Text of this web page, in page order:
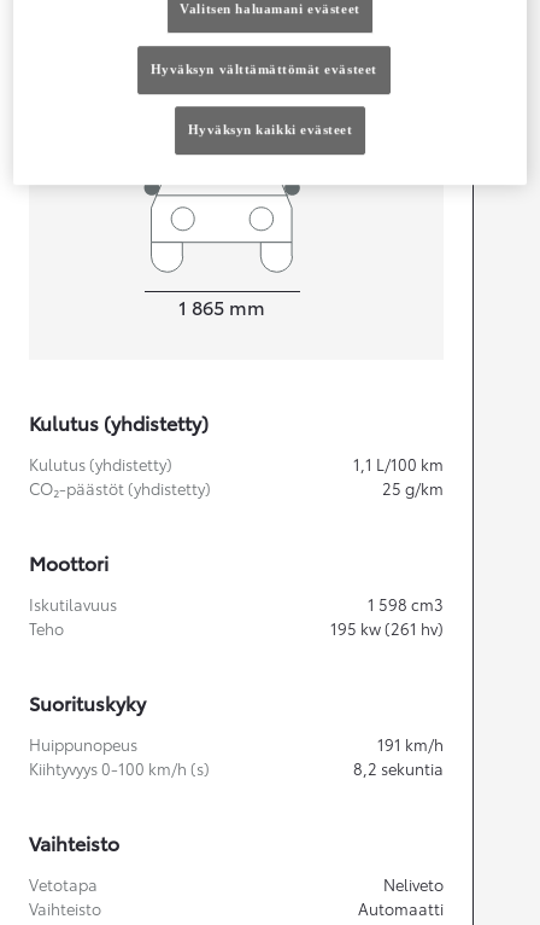
Pituus
4 515 mm
Leveys
1 865 mm
Kulutus (yhdistetty)
Kulutus (yhdistetty) 1,1 L/100 km
CO₂-päästöt (yhdistetty)
25 g/km
Moottori
Iskutilavuus 1 598 cm3
Teho
195 kw (261 hv)
Suorituskyky
Huippunopeus 191 km/h
Kiihtyvyys 0-100 km/h (s)
8,2 sekuntia
Vaihteisto
Vetotapa
Neliveto
Vaihteisto
Automaatti
Valitsen haluamani evästeet
Hyväksyn välttämättömät evästeet
Hyväksyn kaikki evästeet